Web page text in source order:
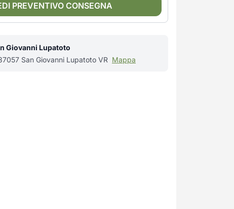
PREVENTIVO CONSEGNA
Giovanni Lupatoto
San Giovanni Lupatoto VR Mappa